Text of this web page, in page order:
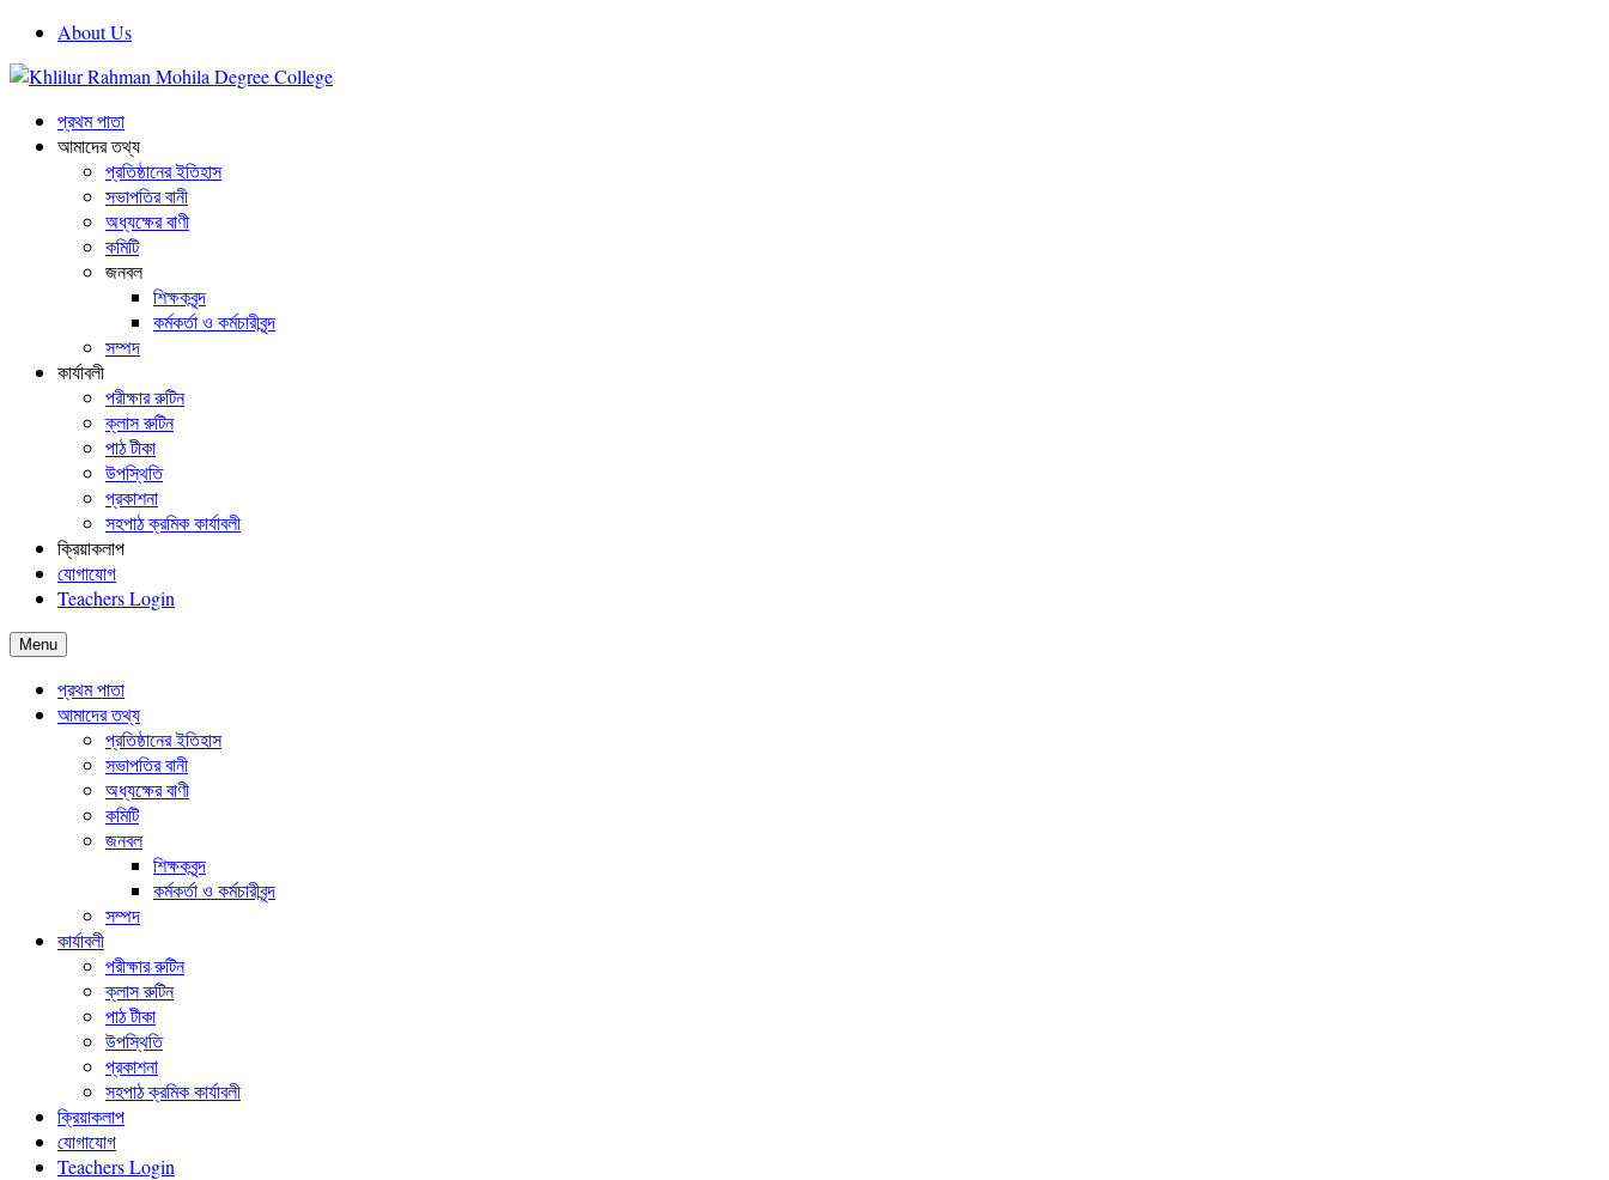
About Us
প্রথম পাতা
আমাদের তথ্য
প্রতিষ্ঠানের ইতিহাস
সভাপতির বানী
অধ্যক্ষের বাণী
কমিটি
জনবল
শিক্ষকবৃন্দ
কর্মকর্তা ও কর্মচারীবৃন্দ
সম্পদ
কার্যাবলী
পরীক্ষার রুটিন
ক্লাস রুটিন
পাঠ টীকা
উপস্থিতি
প্রকাশনা
সহপাঠ ক্রমিক কার্যাবলী
ক্রিয়াকলাপ
যোগাযোগ
Teachers Login
Menu
প্রথম পাতা
আমাদের তথ্য
প্রতিষ্ঠানের ইতিহাস
সভাপতির বানী
অধ্যক্ষের বাণী
কমিটি
জনবল
শিক্ষকবৃন্দ
কর্মকর্তা ও কর্মচারীবৃন্দ
সম্পদ
কার্যাবলী
পরীক্ষার রুটিন
ক্লাস রুটিন
পাঠ টীকা
উপস্থিতি
প্রকাশনা
সহপাঠ ক্রমিক কার্যাবলী
ক্রিয়াকলাপ
যোগাযোগ
Teachers Login